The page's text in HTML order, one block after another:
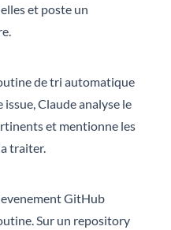
et poste un
de tri automatique
issue, Claude analyse le
et mentionne les
traiter.
GitHub
Sur un repository